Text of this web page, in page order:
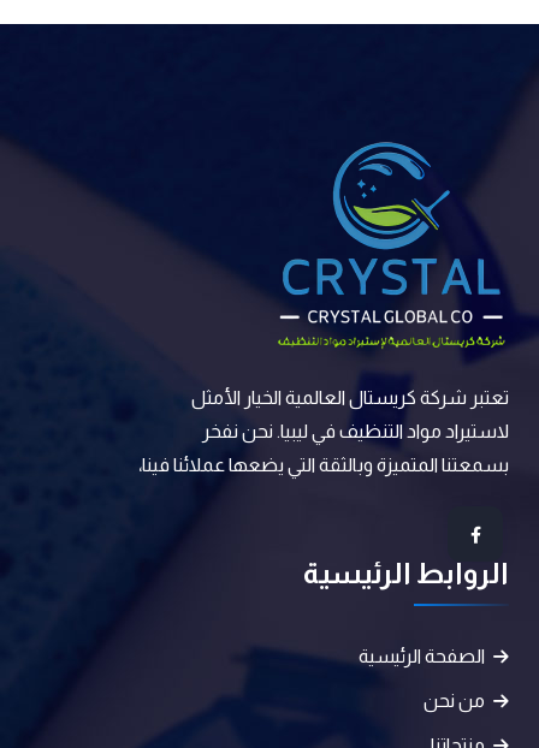
تعتبر شركة كريستال العالمية الخيار الأمثل
لاستيراد مواد التنظيف في ليبيا. نحن نفخر
بسمعتنا المتميزة وبالثقة التي يضعها عملائنا فينا،
الروابط الرئيسية
الصفحة الرئيسية
من نحن